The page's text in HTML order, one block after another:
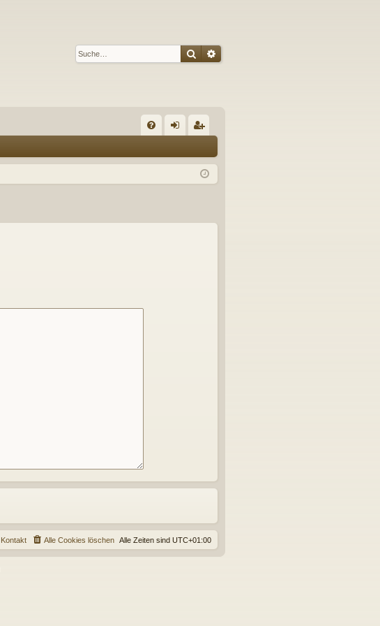
SucheErweiterte Suche
Q m ist
Alle Zeiten sind UTC+01:00
Alle Cookies löschen
Kontakt